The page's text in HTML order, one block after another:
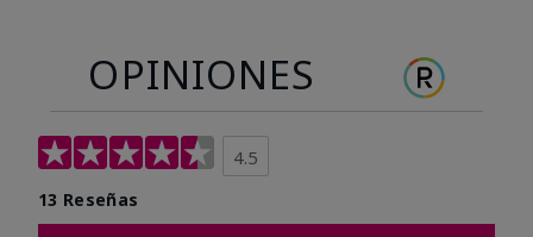
OPINIONES
4.5
13 Reseñas